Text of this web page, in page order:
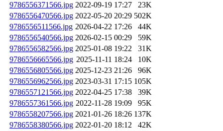
9786556371566.jpg 2022-09-19 17:27
23K
9786556470566.jpg 2022-05-20 20:29 502K
9786556511566.jpg 2026-04-22 17:26
44K
9786556540566.jpg 2026-02-15 00:29
59K
9786556582566.jpg 2025-01-08 19:22
31K
9786556665566.jpg 2025-11-11 18:24
10K
9786556805566.jpg 2025-12-23 21:26
96K
9786556962566.jpg 2023-03-31 17:15 105K
9786557121566.jpg 2022-04-25 17:38
39K
9786557361566.jpg 2022-11-28 19:09
95K
9786558207566.jpg 2021-01-26 18:26 137K
9786558380566.jpg 2022-01-20 18:12
42K